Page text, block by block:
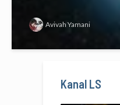
Avivah Yamani
Kanal LS